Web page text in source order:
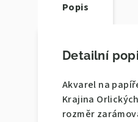
Popis
Detailní
Akvarel na
Krajina
rozměr